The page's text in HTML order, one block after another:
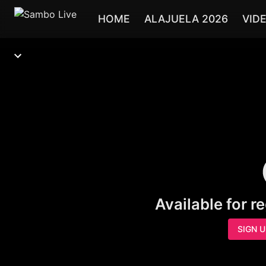
HOME ALAJUELA 2026
Available for
SIGN